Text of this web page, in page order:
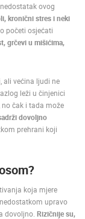
ovog
kronični stres i neki
početi osjećati
grčevi u mišićima,
ali većina ljudi ne
leži u činjenici
čak i tada može
dovoljno
prehrani koji
koja mjere
upravo
dovoljno. Rizičnije su,